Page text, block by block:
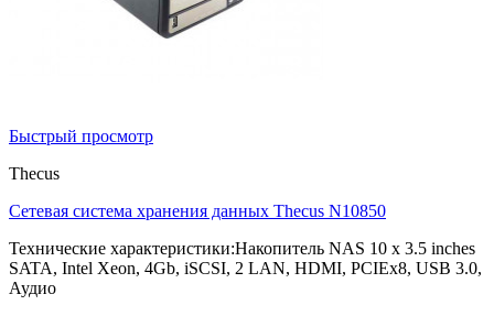
Быстрый просмотр
Thecus
Сетевая система хранения данных Thecus N10850
Технические характеристики:Накопитель NAS 10 x 3.5 inches
SATA, Intel Xeon, 4Gb, iSCSI, 2 LAN, HDMI, PCIEx8, USB 3.0,
Аудио